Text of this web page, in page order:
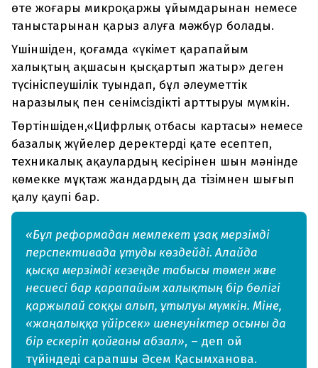
өте жоғары микроқаржы ұйымдарынан немесе
таныстарынан қарыз алуға мәжбүр болады.
Үшіншіден, қоғамда «үкімет қарапайым
халықтың ақшасын қысқартып жатыр» деген
түсініспеушілік туындап, бұл әлеуметтік
наразылық пен сенімсіздікті арттыруы мүмкін.
Төртіншіден,«Цифрлық отбасы картасы» немесе
базалық жүйелер деректерді қате есептеп,
техникалық ақаулардың кесірінен шын мәнінде
көмекке мұқтаж жандардың да тізімнен шығып
қалу қаупі бар.
«Бұл реформадан мемлекет ұзақ мерзімді
перспективада ұтуды көздейді. Алайда
қысқа мерзімді кезеңде табысы төмен және
несиесі бар қарапайым халықтың бір бөлігі
қаржылай соққы алып, ұтылуы мүмкін. Міне,
«жаңалыққа үйірсек» шенеуніктер осыны да
бір ескеріп қойғаны абзал», – деп ой
түйіндеді сарапшы Әсем Қасымханова.